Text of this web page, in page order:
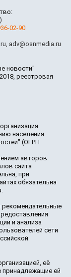
02-90
, adv@osnmedia.ru
новости"
реестровая
населения
(ОГРН
авторов.
сайта
при
обязательна
и анализа
сети
её
принадлежащие ей